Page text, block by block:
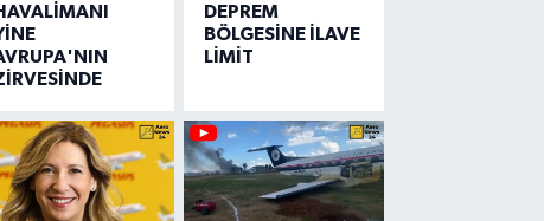
DEPREM
BÖLGESİNE İLAVE
LİMİT